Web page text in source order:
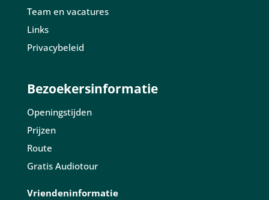
Team en vacatures
Links
Privacybeleid
Bezoekersinformatie
Openingstijden
Prijzen
Route
Gratis Audiotour
Vriendeninformatie